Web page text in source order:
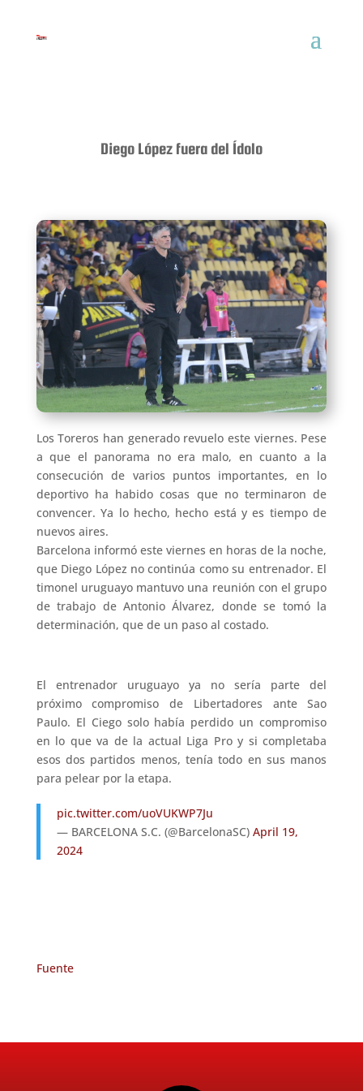
Diego López fuera del Ídolo
Los Toreros han generado revuelo este viernes. Pese
a que el panorama no era malo, en cuanto a la
consecución de varios puntos importantes, en lo
deportivo ha habido cosas que no terminaron de
convencer. Ya lo hecho, hecho está y es tiempo de
nuevos aires.
Barcelona informó este viernes en horas de la noche,
que Diego López no continúa como su entrenador. El
timonel uruguayo mantuvo una reunión con el grupo
de trabajo de Antonio Álvarez, donde se tomó la
determinación, que de un paso al costado.
El entrenador uruguayo ya no sería parte del
próximo compromiso de Libertadores ante Sao
Paulo. El Ciego solo había perdido un compromiso
en lo que va de la actual Liga Pro y si completaba
esos dos partidos menos, tenía todo en sus manos
para pelear por la etapa.
pic.twitter.com/uoVUKWP7Ju
— BARCELONA S.C. (@BarcelonaSC) April 19,
2024
Fuente